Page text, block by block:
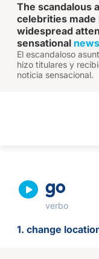
The scandalous
celebrities made
widespread
sensational news
El escandaloso
hizo titulares y
noticia sensacional.
go
verbo
1. change